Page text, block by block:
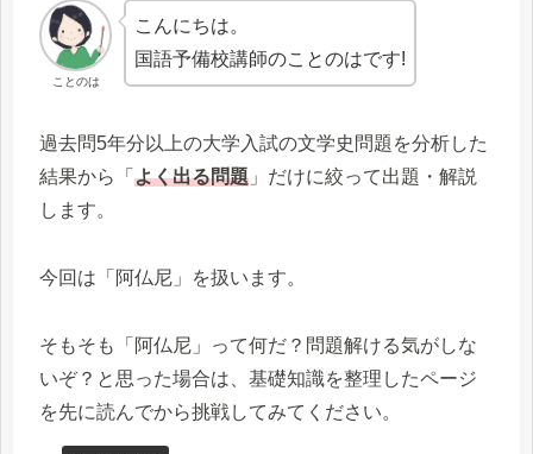
ことのは
こんにちは。
国語予備校講師のことのはです!
過去問5年分以上の大学入試の文学史問題を分析した
結果から「 よく出る問題 」だけに絞って出題・解説
します。
今回は「阿仏尼」を扱います。
そもそも「阿仏尼」って何だ？問題解ける気がしな
いぞ？と思った場合は、基礎知識を整理したページ
を先に読んでから挑戦してみてください。